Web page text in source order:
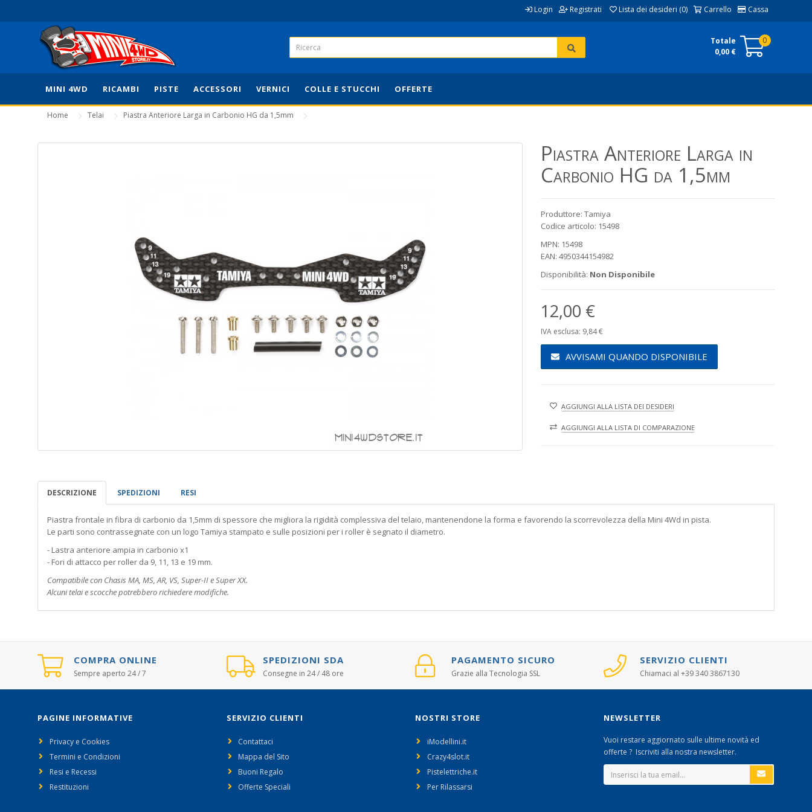
Login Registrati Lista dei desideri (0) Carrello Cassa
0
Totale
0,00 €
MINI 4WD RICAMBI PISTE ACCESSORI VERNICI COLLE E STUCCHI OFFERTE
Home Telai Piastra Anteriore Larga in Carbonio HG da 1,5mm
Piastra Anteriore Larga in
Carbonio HG da 1,5mm
Produttore: Tamiya
Codice articolo: 15498
MPN: 15498
EAN: 4950344154982
Disponibilità: Non Disponibile
12,00 €
IVA esclusa: 9,84 €
AVVISAMI QUANDO DISPONIBILE
AGGIUNGI ALLA LISTA DEI DESIDERI
AGGIUNGI ALLA LISTA DI COMPARAZIONE
DESCRIZIONE SPEDIZIONI RESI
Piastra frontale in fibra di carbonio da 1,5mm di spessore che migliora la rigidità complessiva del telaio, mantenendone la forma e favorendo la scorrevolezza della Mini 4Wd in pista.
Le parti sono contrassegnate con un logo Tamiya stampato e sulle posizioni per i roller è segnato il diametro.
- Lastra anteriore ampia in carbonio x1
- Fori di attacco per roller da 9, 11, 13 e 19 mm.
Compatibile con Chasis MA, MS, AR, VS, Super-II e Super XX.
Alcuni telai e scocche potrebbero richiedere modifiche.
COMPRA ONLINE
Sempre aperto 24 / 7
SPEDIZIONI SDA
Consegne in 24 / 48 ore
PAGAMENTO SICURO
Grazie alla Tecnologia SSL
SERVIZIO CLIENTI
Chiamaci al +39 340 3867130
PAGINE INFORMATIVE
Privacy e Cookies
Termini e Condizioni
Resi e Recessi
Restituzioni
SERVIZIO CLIENTI
Contattaci
Mappa del Sito
Buoni Regalo
Offerte Speciali
NOSTRI STORE
iModellini.it
Crazy4slot.it
Pistelettriche.it
Per Rilassarsi
NEWSLETTER
Vuoi restare aggiornato sulle ultime novità ed
offerte ? Iscriviti alla nostra newsletter.